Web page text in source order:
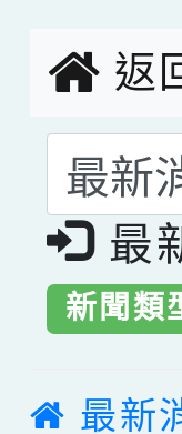
返
選擇
最
新聞類
最新